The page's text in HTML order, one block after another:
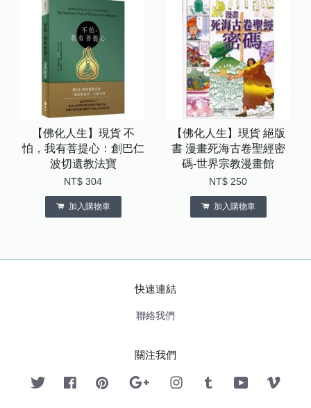
【佛化人生】現貨 不
怕，我有菩提心：創巴仁
波切遺教法寶
NT$ 304
加入購物車
【佛化人生】現貨 絕版
書 漫畫死海古卷聖經密
碼-世界宗教漫畫館
NT$ 250
加入購物車
快速連結
聯絡我們
關注我們
Twitter FacebookPinterest Google InstagramTumblr YouTube